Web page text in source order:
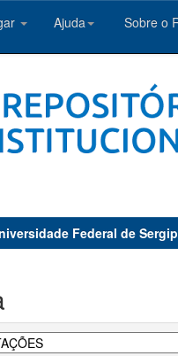
Ajuda Sobre o
Federal de